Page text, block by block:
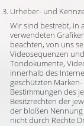
Urheber- und
Wir sind bestrebt, in
verwendeten
beachten, von uns
Videosequenzen
Tondokumente,
innerhalb des
geschützten
Bestimmungen des
Besitzrechten der
der bloßen Nennung
nicht durch Rechte